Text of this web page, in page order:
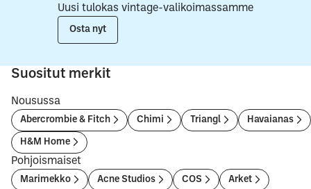
Uusi tulokas vintage-valikoimassamme
Osta nyt
Suositut merkit
Nousussa
Abercrombie & Fitch Chimi Triangl Havaianas
H&M Home
Pohjoismaiset
Marimekko Acne Studios COS Arket